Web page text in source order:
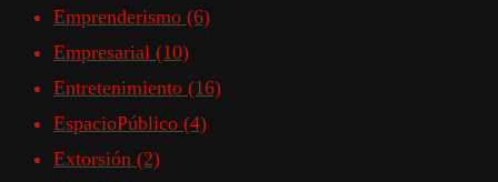
Emprenderismo (6)
Empresarial (10)
Entretenimiento (16)
EspacioPúblico (4)
Extorsión (2)